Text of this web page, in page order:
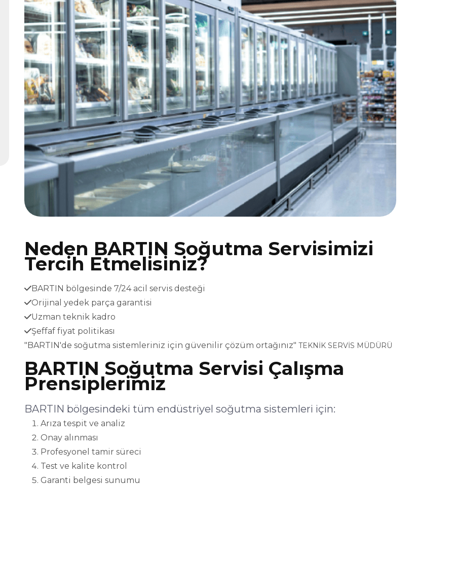
Neden BARTIN Soğutma Servisimizi
Tercih Etmelisiniz?
BARTIN bölgesinde 7/24 acil servis desteği
Orijinal yedek parça garantisi
Uzman teknik kadro
Şeffaf fiyat politikası
"BARTIN'de soğutma sistemleriniz için güvenilir çözüm ortağınız" TEKNİK SERVİS MÜDÜRÜ
BARTIN Soğutma Servisi Çalışma
Prensiplerimiz
BARTIN bölgesindeki tüm endüstriyel soğutma sistemleri için:
Arıza tespit ve analiz
Onay alınması
Profesyonel tamir süreci
Test ve kalite kontrol
Garanti belgesi sunumu